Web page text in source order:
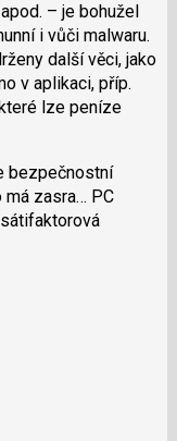
– je bohužel
i vůči malwaru.
další věci, jako
v aplikaci, příp.
lze peníze
bezpečnostní
má zasra… PC